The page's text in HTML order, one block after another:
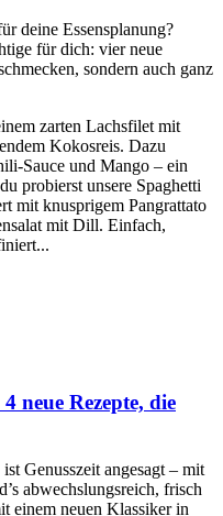
deine Essensplanung?
für dich: vier neue
sondern auch ganz
zarten Lachsfilet mit
Kokosreis. Dazu
Sauce und Mango – ein
probierst unsere Spaghetti
mit knusprigem Pangrattato
mit Dill. Einfach,
neue Rezepte, die
Genusszeit angesagt – mit
abwechslungsreich, frisch
einem neuen Klassiker in